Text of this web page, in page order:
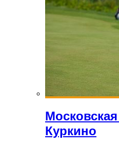
Куркино